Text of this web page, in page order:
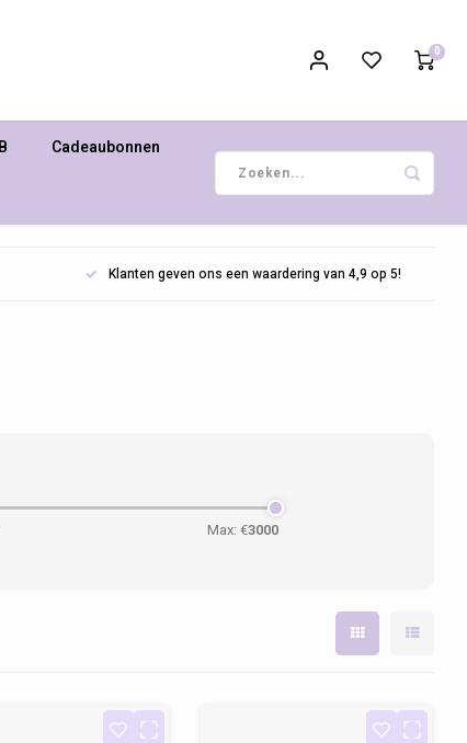
0
Cadeaubonnen
Klanten geven ons een waardering van 4,9 op 5!
Max: €3000